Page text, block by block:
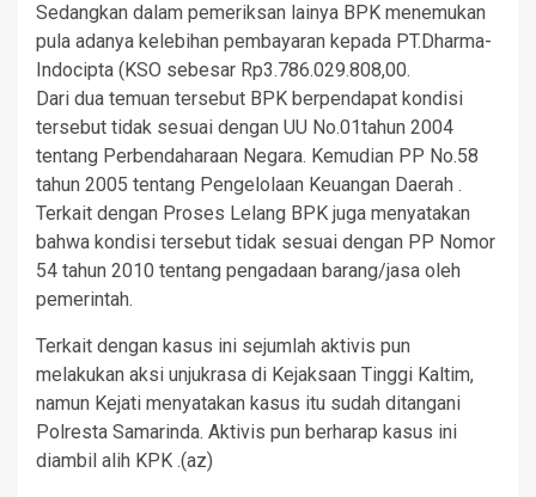
Sedangkan dalam pemeriksan lainya BPK menemukan
pula adanya kelebihan pembayaran kepada PT.Dharma-
Indocipta (KSO sebesar Rp3.786.029.808,00.
Dari dua temuan tersebut BPK berpendapat kondisi
tersebut tidak sesuai dengan UU No.01tahun 2004
tentang Perbendaharaan Negara. Kemudian PP No.58
tahun 2005 tentang Pengelolaan Keuangan Daerah .
Terkait dengan Proses Lelang BPK juga menyatakan
bahwa kondisi tersebut tidak sesuai dengan PP Nomor
54 tahun 2010 tentang pengadaan barang/jasa oleh
pemerintah.
Terkait dengan kasus ini sejumlah aktivis pun
melakukan aksi unjukrasa di Kejaksaan Tinggi Kaltim,
namun Kejati menyatakan kasus itu sudah ditangani
Polresta Samarinda. Aktivis pun berharap kasus ini
diambil alih KPK .(az)